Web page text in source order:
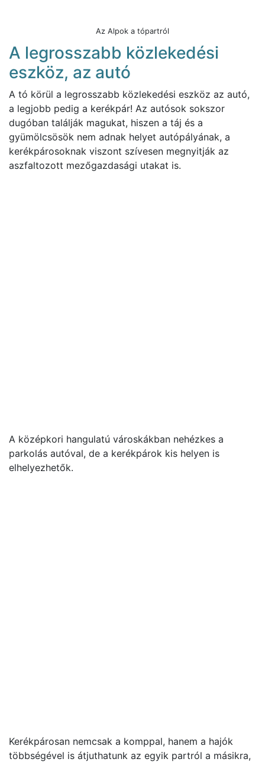
Az Alpok a tópartról
A legrosszabb közlekedési
eszköz, az autó
A tó körül a legrosszabb közlekedési eszköz az autó,
a legjobb pedig a kerékpár! Az autósok sokszor
dugóban találják magukat, hiszen a táj és a
gyümölcsösök nem adnak helyet autópályának, a
kerékpárosoknak viszont szívesen megnyitják az
aszfaltozott mezőgazdasági utakat is.
A középkori hangulatú városkákban nehézkes a
parkolás autóval, de a kerékpárok kis helyen is
elhelyezhetők.
Kerékpárosan nemcsak a komppal, hanem a hajók
többségével is átjuthatunk az egyik partról a másikra,